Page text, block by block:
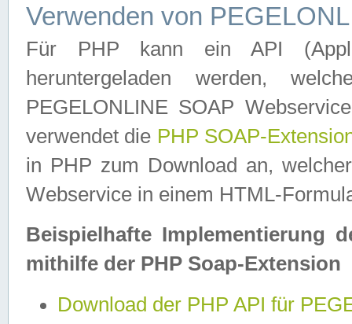
Verwenden von
Für PHP kann ein API
heruntergeladen werden,
PEGELONLINE SOAP
verwendet die PHP SOAP-
in PHP zum Download an,
Webservice in einem HTML-
Beispielhafte Implementierung
mithilfe der PHP Soap-Extension
Download der PHP API für